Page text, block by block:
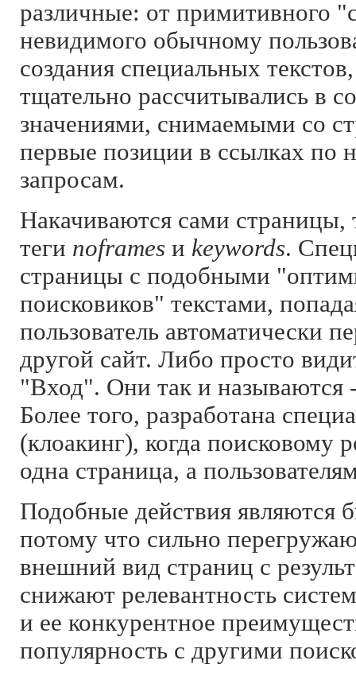
различные: от примитивного
невидимого обычному
создания специальных
тщательно рассчитывались в
значениями, снимаемыми со
первые позиции в ссылках по
запросам.
Накачиваются сами страницы,
теги noframes и keywords.
страницы с подобными
поисковиков" текстами,
пользователь автоматически
другой сайт. Либо просто
"Вход". Они так и называются
Более того, разработана
(клоакинг), когда поисковому
одна страница, а
Подобные действия являются
потому что сильно
внешний вид страниц с
снижают релевантность
и ее конкурентное
популярность с другими